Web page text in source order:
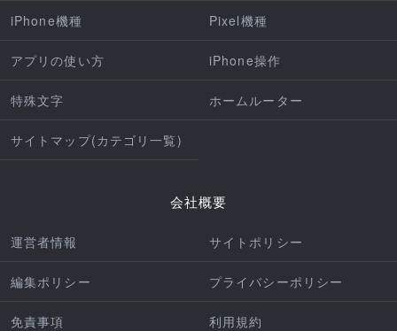
iPhone機種 Pixel機種
アプリの使い方 iPhone操作
特殊文字 ホームルーター
サイトマップ(カテゴリ一覧)
会社概要
運営者情報 サイトポリシー
編集ポリシー プライバシーポリシー
免責事項 利用規約